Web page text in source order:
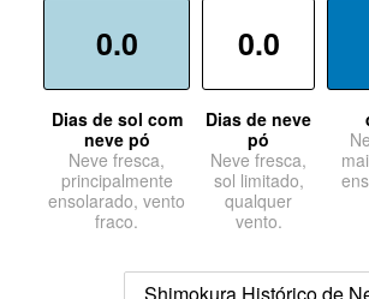
0.0
Dias de sol com
neve pó
Neve fresca,
principalmente
ensolarado, vento
fraco.
0.0
Dias de neve
pó
Neve fresca,
sol limitado,
qualquer
vento.